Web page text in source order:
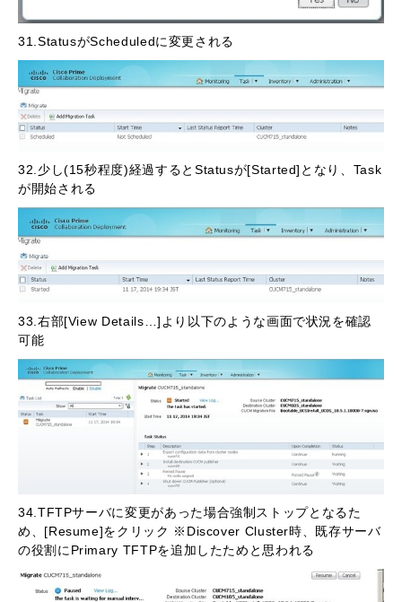
31.StatusがScheduledに変更される
32.少し(15秒程度)経過するとStatusが[Started]となり、Task
が開始される
33.右部[View Details…]より以下のような画面で状況を確認
可能
34.TFTPサーバに変更があった場合強制ストップとなるた
め、[Resume]をクリック ※Discover Cluster時、既存サーバ
の役割にPrimary TFTPを追加したためと思われる